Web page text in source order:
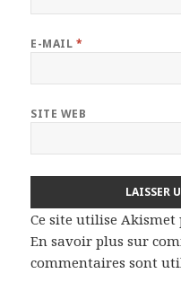
E-MAIL *
SITE WEB
Ce site utilise
En savoir plus sur
commentaires sont